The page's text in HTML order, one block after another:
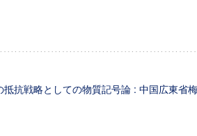
抵抗戦略としての物質記号論 : 中国広東省